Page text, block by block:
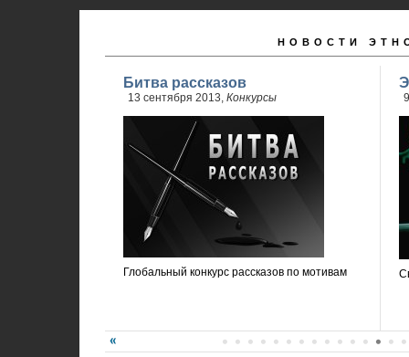
НОВОСТИ
Битва рассказов
13 сентября 2013, Конкурсы
Глобальный конкурс рассказов по мотивам